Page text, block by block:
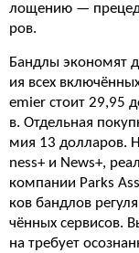
лощению —
ров.
Бандлы экономят
ия всех
emier стоит 29,95
в. Отдельная
мия 13 долларов.
ness+ и News+,
компании Parks
ков бандлов
чённых сервисов.
на требует